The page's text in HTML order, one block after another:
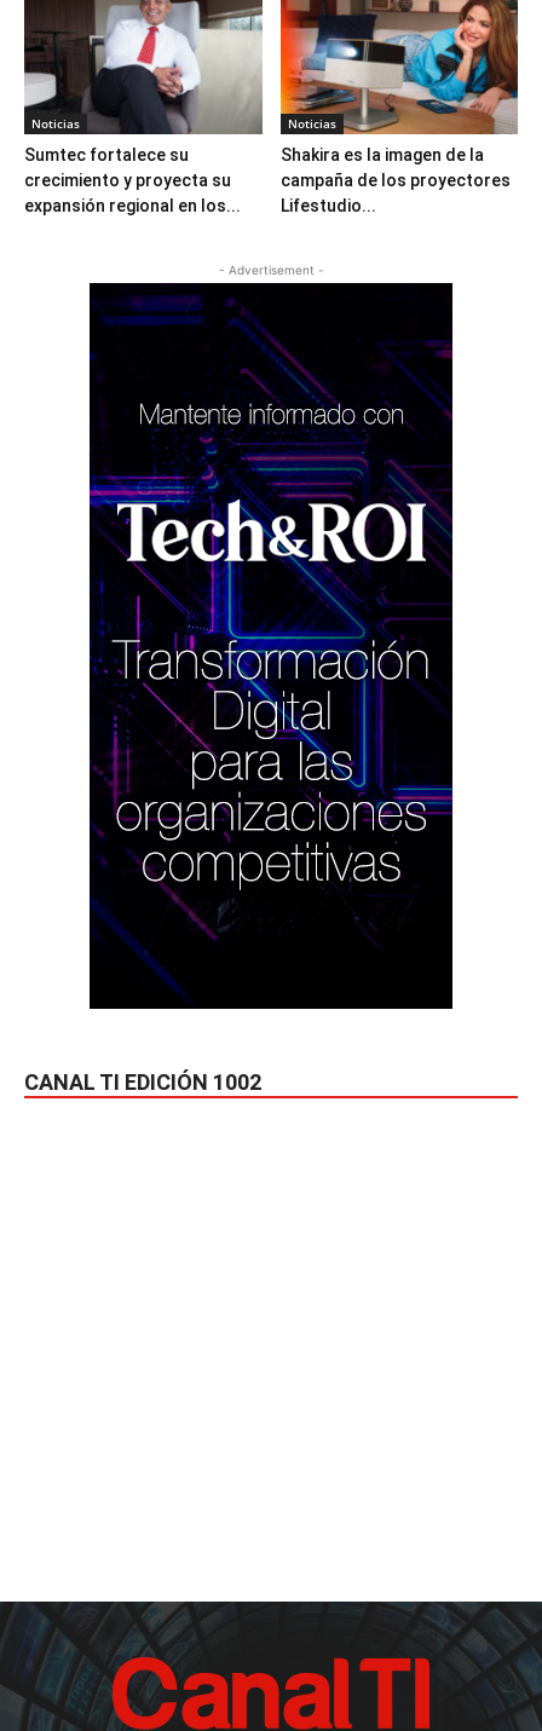
Noticias
Sumtec fortalece su
crecimiento y proyecta su
expansión regional en los...
Noticias
Shakira es la imagen de la
campaña de los proyectores
Lifestudio...
- Advertisement -
CANAL TI EDICIÓN 1002